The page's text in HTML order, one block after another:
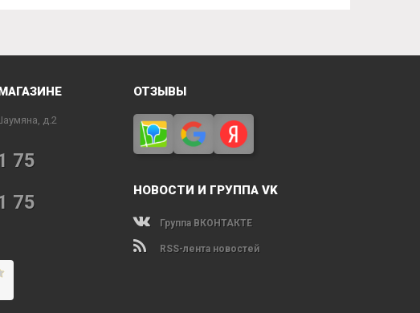
д.2
75
75
ОТЗЫВЫ
НОВОСТИ И ГРУППА VK
Группа ВКОНТАКТЕ
RSS-лента новостей